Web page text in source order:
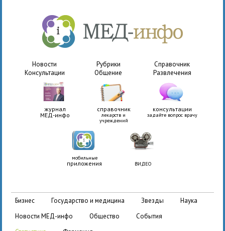
Новости Рубрики
Справочник
Консультации
Общение Развлечения
журнал
МЕД-инфо
справочник
лекарств и
учреждений
консультации
задайте вопрос врачу
мобильные
приложения ВИДЕО
бизнес государство и медицина звезды
наука
новости МЕД-инфо
общество
события